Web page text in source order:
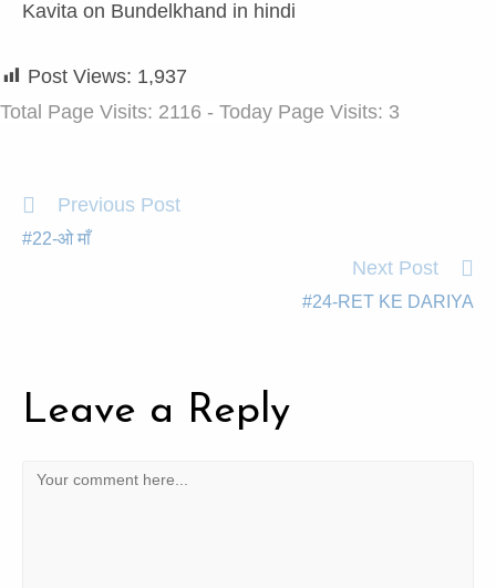
Kavita on Bundelkhand in hindi
Post Views: 1,937
Total Page Visits: 2116 - Today Page Visits: 3
Previous Post
#22-ओ माँ
Next Post
#24-RET KE DARIYA
Leave a Reply